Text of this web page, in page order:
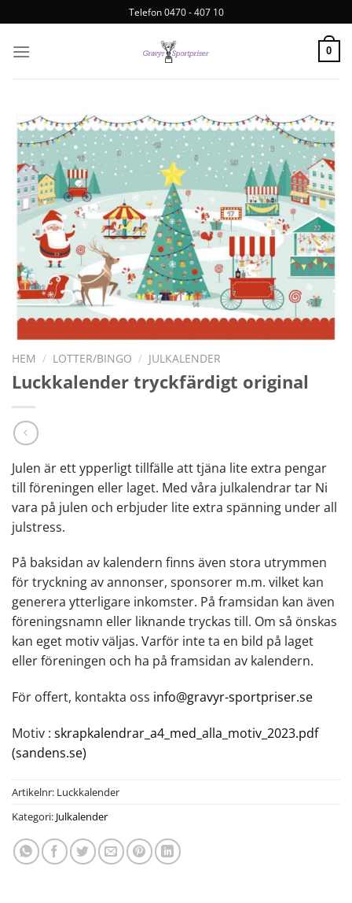
Telefon 0470 - 407 10
0
HEM / LOTTER/BINGO / JULKALENDER
Luckkalender tryckfärdigt original
Julen är ett ypperligt tillfälle att tjäna lite extra pengar
till föreningen eller laget. Med våra julkalendrar tar Ni
vara på julen och erbjuder lite extra spänning under all
julstress.
På baksidan av kalendern finns även stora utrymmen
för tryckning av annonser, sponsorer m.m. vilket kan
generera ytterligare inkomster. På framsidan kan även
föreningsnamn eller liknande tryckas till. Om så önskas
kan eget motiv väljas. Varför inte ta en bild på laget
eller föreningen och ha på framsidan av kalendern.
För offert, kontakta oss info@gravyr-sportpriser.se
Motiv : skrapkalendrar_a4_med_alla_motiv_2023.pdf
(sandens.se)
Artikelnr: Luckkalender
Kategori: Julkalender